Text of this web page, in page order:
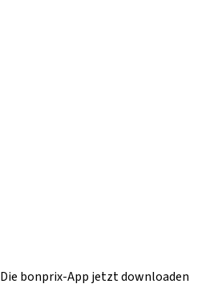
Die bonprix-App jetzt downloaden